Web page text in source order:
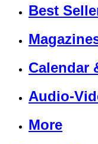
Best
Calendar
Audio-
More